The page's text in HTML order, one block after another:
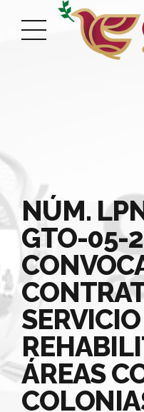
NÚM.
GTO-05-
ÁREAS